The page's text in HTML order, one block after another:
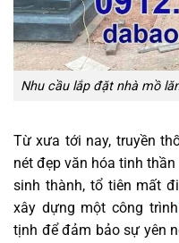
Nhu cầu lắp đặt nhà mồ
Từ xưa tới nay, truyền
nét đẹp văn hóa tinh
sinh thành, tổ tiên mất
xây dựng một công trình
tịnh để đảm bảo sự yên